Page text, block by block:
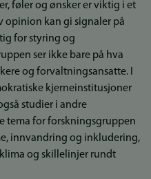
føler og ønsker er viktig i et
opinion kan gi signaler på
for styring og
ser ikke bare på hva
og forvaltningsansatte. I
kjerneinstitusjoner
studier i andre
tema for forskningsgruppen
innvandring og inkludering,
og skillelinjer rundt